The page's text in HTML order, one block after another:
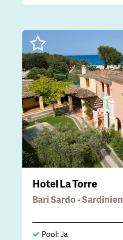
Hotel La Torre
Bari Sardo - Sardinien
Pool: Ja